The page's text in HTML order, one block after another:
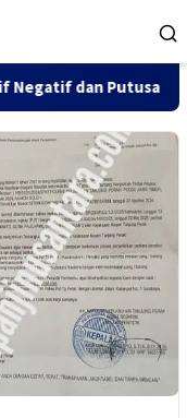
PK 155 Sidang